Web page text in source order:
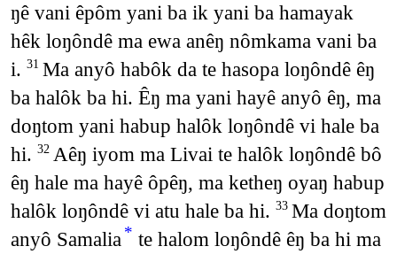
ŋê vani êpôm yani ba ik yani ba hamayak
hêk loŋôndê ma ewa anêŋ nômkama vani ba
i. 31 Ma anyô habôk da te hasopa loŋôndê êŋ
ba halôk ba hi. Êŋ ma yani hayê anyô êŋ, ma
doŋtom yani habup halôk loŋôndê vi hale ba
hi. 32 Aêŋ iyom ma Livai te halôk loŋôndê bô
êŋ hale ma hayê ôpêŋ, ma ketheŋ oyaŋ habup
halôk loŋôndê vi atu hale ba hi. 33 Ma doŋtom
anyô Samalia * te halom loŋôndê êŋ ba hi ma